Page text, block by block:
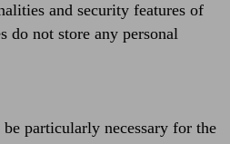
and security features of
do not store any personal
particularly necessary for the